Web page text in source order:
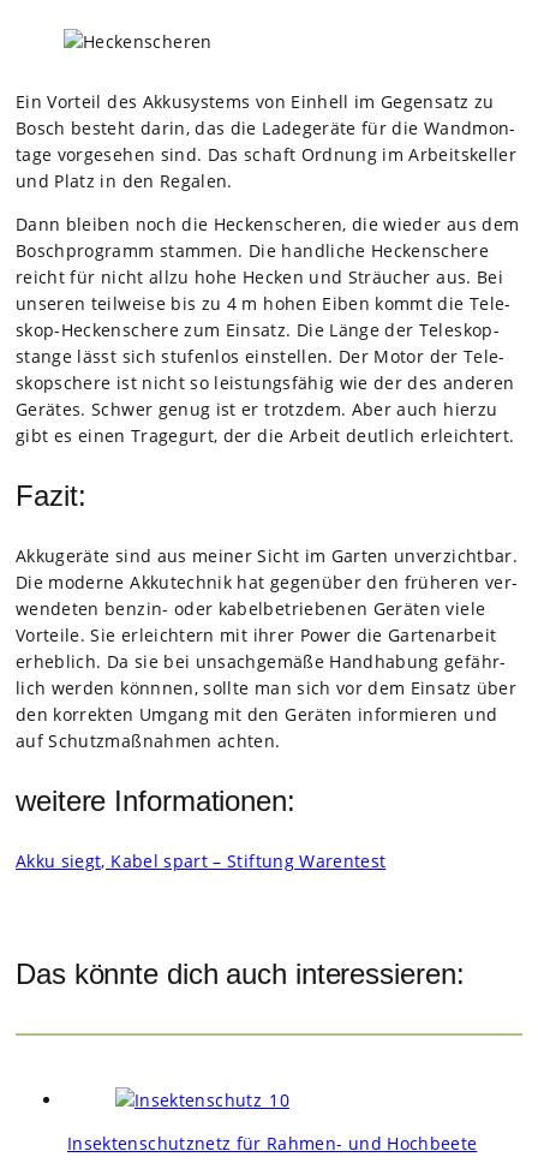
Ein Vor­teil des Akku­sys­tems von Ein­hell im Gegen­satz zu
Bosch besteht darin, das die Lade­ge­räte für die Wand­mon­
tage vor­ge­se­hen sind. Das schaft Ord­nung im Arbeits­kel­ler
und Platz in den Rega­len.
Dann blei­ben noch die Hecken­sche­ren, die wie­der aus dem
Bosch­pro­gramm stam­men. Die hand­li­che Hecken­schere
reicht für nicht allzu hohe Hecken und Sträu­cher aus. Bei
unse­ren teil­weise bis zu 4 m hohen Eiben kommt die Tele­
skop-Hecken­schere zum Ein­satz. Die Länge der Tele­skop­
stange lässt sich stu­fen­los ein­stel­len. Der Motor der Tele­
skop­schere ist nicht so leis­tungs­fä­hig wie der des ande­ren
Gerä­tes. Schwer genug ist er trotz­dem. Aber auch hierzu
gibt es einen Tra­ge­gurt, der die Arbeit deut­lich erleich­tert.
Fazit:
Akku­ge­räte sind aus mei­ner Sicht im Gar­ten unver­zicht­bar.
Die moderne Akku­tech­nik hat gegen­über den frü­he­ren ver­
wen­de­ten ben­zin- oder kabel­be­trie­be­nen Gerä­ten viele
Vor­teile. Sie erleich­tern mit ihrer Power die Gar­ten­ar­beit
erheb­lich. Da sie bei unsach­ge­mäße Hand­ha­bung gefähr­
lich wer­den könn­nen, sollte man sich vor dem Ein­satz über
den kor­rek­ten Umgang mit den Gerä­ten infor­mie­ren und
auf Schutz­maß­nah­men ach­ten.
weitere Informationen:
Akku siegt, Kabel spart – Stif­tung Waren­test
Das könnte dich auch interessieren:
Insektenschutznetz für Rahmen- und Hochbeete